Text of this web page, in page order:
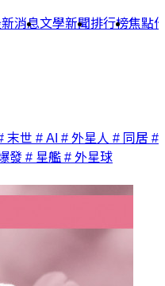
消息文學新聞排行榜焦點
末世 # AI # 外星人 # 同居 #
發 # 星艦 # 外星球